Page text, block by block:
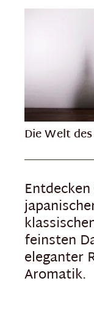
Die Welt
feinsten
eleganter
Aromatik.